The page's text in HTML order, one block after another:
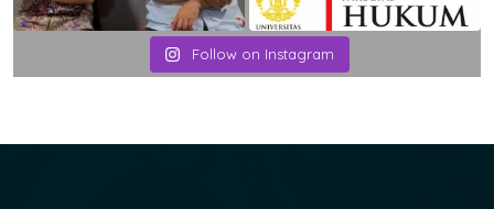
Follow on Instagram